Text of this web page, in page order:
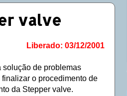
valve
Liberado: 03/12/2001
solução de problemas
o procedimento de
da Stepper valve.